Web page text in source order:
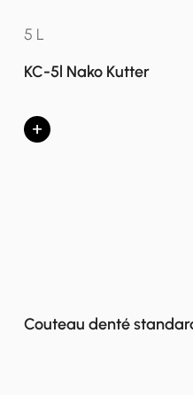
5 L
KC-5l Nako Kutter
+
Couteau denté